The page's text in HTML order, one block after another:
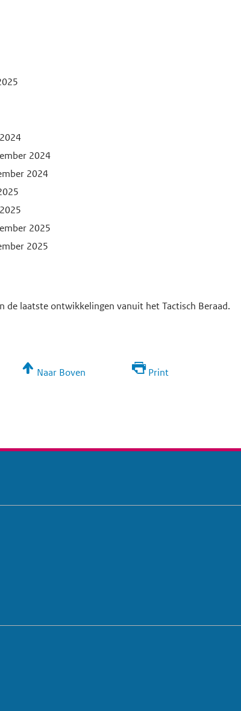
2024
2024
2025
2025
de laatste ontwikkelingen vanuit het Tactisch Beraad.
Naar Boven Print